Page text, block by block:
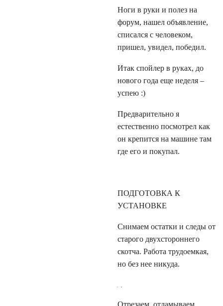
Ноги в руки и полез на
форум, нашел объявление,
списался с человеком,
пришел, увидел, победил.
Итак спойлер в руках, до
нового года еще неделя –
успею :)
Предварительно я
естественно посмотрел как
он крепится на машине там
где его и покупал.
ПОДГОТОВКА К
УСТАНОВКЕ
Снимаем остатки и следы от
старого двухстороннего
скотча. Работа трудоемкая,
но без нее никуда.